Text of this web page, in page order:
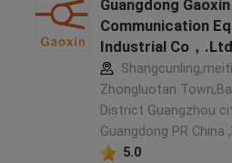
Guangdong Gaoxin
Communication
Industrial Co，
fabricant
Zhongluotan
District Guangzhou
Guangdong PR China
5.0